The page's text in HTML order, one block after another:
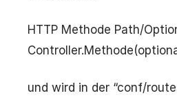
HTTP Methode Path/
und wird in der “conf/